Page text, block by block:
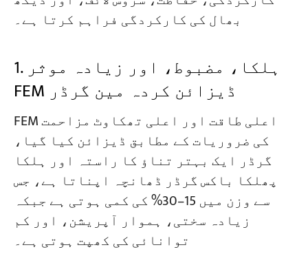
بھال کی کارکردگی فراہم کرتا ہے۔
1. ہلکا، مضبوط، اور زیادہ موثر
FEM ڈیزائن کردہ مین گرڈر
FEM اعلی طاقت اور اعلی تھکاوٹ مزاحمت
کی ضروریات کے مطابق ڈیزائن کیا گیا،
گرڈر ایک بہتر تناؤ کا راستہ اور ہلکا
پھلکا باکس گرڈر ڈھانچہ اپناتا ہے، جس
سے وزن میں 15–30% کی کمی ہوتی ہے جبکہ
زیادہ سختی، ہموار آپریشن، اور کم
توانائی کی کھپت ہوتی ہے۔